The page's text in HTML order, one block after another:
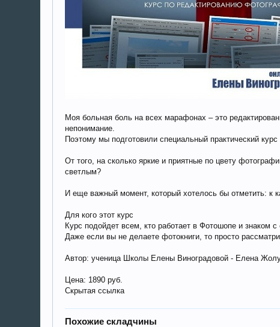
Моя больная боль на всех марафонах – это
непонимание.
Поэтому мы подготовили специальный практический
От того, на сколько яркие и приятные по цвету
светлым?
И еще важный момент, который хотелось бы отметить: к
Для кого этот курс
Курс подойдет всем, кто работает в Фотошопе и знаком с
Даже если вы не делаете фотокниги, то просто
Автор: ученица Школы Елены Виноградовой - Елена
Цена: 1890 руб.
Скрытая ссылка
Похожие складчины